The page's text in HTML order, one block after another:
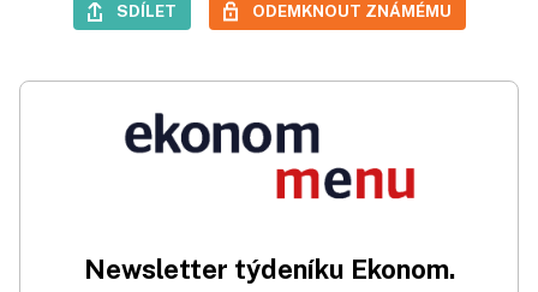
SDÍLET ODEMKNOUT ZNÁMÉMU
Newsletter týdeníku Ekonom.